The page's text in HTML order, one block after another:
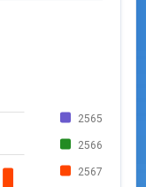
2565
2566
2567